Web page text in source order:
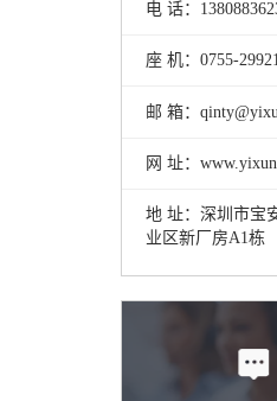
电 话：
座 机：0755-
邮 箱：
网 址：
地 址：深圳市宝
业区新厂房A1栋